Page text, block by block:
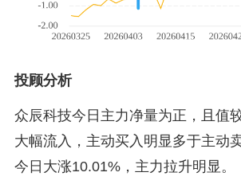
投顾分析
众辰科技今日主力净量为正，且值
大幅流入，主动买入明显多于主动
今日大涨10.01%，主力拉升明显。